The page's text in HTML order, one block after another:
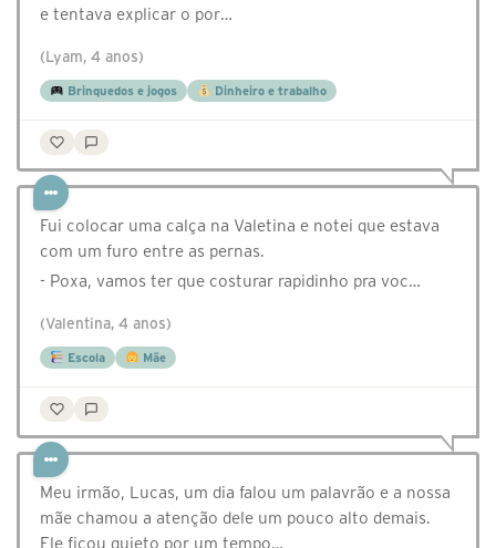
e tentava explicar o por…
(Lyam, 4 anos)
Brinquedos e jogos Dinheiro e trabalho
Fui colocar uma calça na Valetina e notei que estava
com um furo entre as pernas.
- Poxa, vamos ter que costurar rapidinho pra voc…
(Valentina, 4 anos)
Escola Mãe
Meu irmão, Lucas, um dia falou um palavrão e a nossa
mãe chamou a atenção dele um pouco alto demais.
Ele ficou quieto por um tempo…